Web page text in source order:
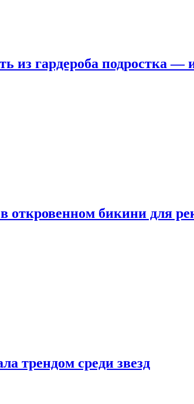
из гардероба подростка —
откровенном бикини для
трендом среди звезд